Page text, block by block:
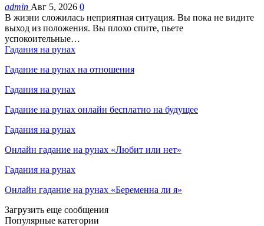
admin Авг 5, 2026 0
В жизни сложилась неприятная ситуация. Вы пока не видите
выход из положения. Вы плохо спите, пьете
успокоительные…
Гадания на рунах
Гадание на рунах на отношения
Гадания на рунах
Гадание на рунах онлайн бесплатно на будущее
Гадания на рунах
Онлайн гадание на рунах «Любит или нет»
Гадания на рунах
Онлайн гадание на рунах «Беременна ли я»
Загрузить еще сообщения
Популярные категории